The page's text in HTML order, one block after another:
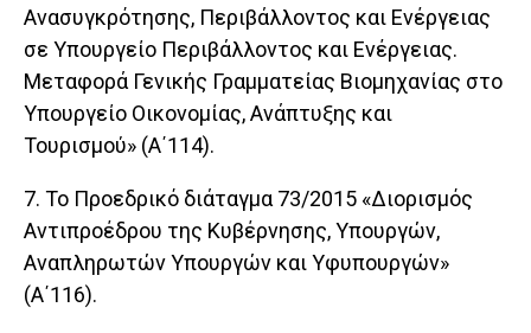
Ανασυγκρότησης, Περιβάλλοντος και Ενέργειας
σε Υπουργείο Περιβάλλοντος και Ενέργειας.
Μεταφορά Γενικής Γραμματείας Βιομηχανίας στο
Υπουργείο Οικονομίας, Ανάπτυξης και
Τουρισμού» (Α΄114).
7. Το Προεδρικό διάταγμα 73/2015 «Διορισμός
Αντιπροέδρου της Κυβέρνησης, Υπουργών,
Αναπληρωτών Υπουργών και Υφυπουργών»
(Α΄116).